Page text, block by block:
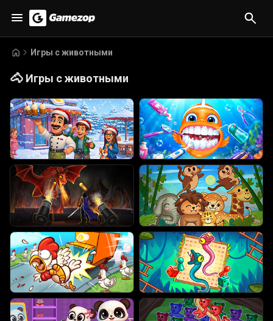
Игры с животными
🐴 Игры с животными